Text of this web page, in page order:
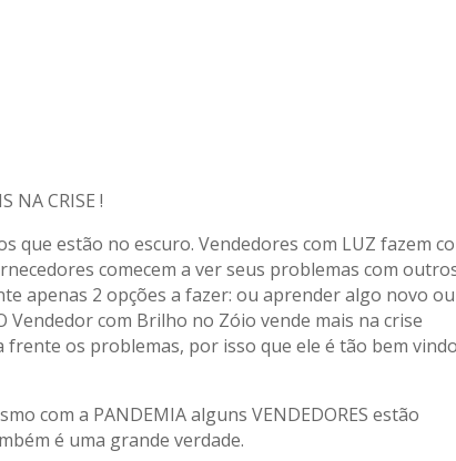
NA CRISE !
que estão no escuro. Vendedores com LUZ fazem
comecem a ver seus problemas com
apenas 2 opções a fazer: ou aprender algo novo
Vendedor com Brilho no Zóio vende mais na crise
os problemas, por isso que ele é tão bem
com a PANDEMIA alguns VENDEDORES estão
é uma grande verdade.